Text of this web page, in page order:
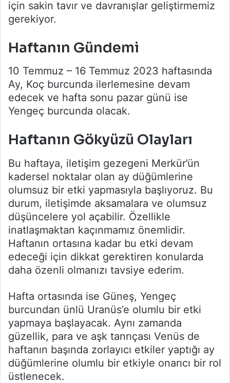
için sakin tavır ve davranışlar geliştirmemiz
gerekiyor.
Haftanın Gündemi
10 Temmuz – 16 Temmuz 2023 haftasında
Ay, Koç burcunda ilerlemesine devam
edecek ve hafta sonu pazar günü ise
Yengeç burcunda olacak.
Haftanın Gökyüzü Olayları
Bu haftaya, iletişim gezegeni Merkür’ün
kadersel noktalar olan ay düğümlerine
olumsuz bir etki yapmasıyla başlıyoruz. Bu
durum, iletişimde aksamalara ve olumsuz
düşüncelere yol açabilir. Özellikle
inatlaşmaktan kaçınmamız önemlidir.
Haftanın ortasına kadar bu etki devam
edeceği için dikkat gerektiren konularda
daha özenli olmanızı tavsiye ederim.
Hafta ortasında ise Güneş, Yengeç
burcundan ünlü Uranüs’e olumlu bir etki
yapmaya başlayacak. Aynı zamanda
güzellik, para ve aşk tanrıçası Venüs de
haftanın başında zorlayıcı etkiler yaptığı ay
düğümlerine olumlu bir etkiyle onarıcı bir rol
üstlenecek.